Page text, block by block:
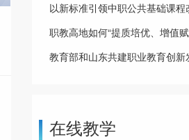
以新标准引领中职公共基础课程
职教高地如何“提质培优、增值
教育部和山东共建职业教育创新
在线教学